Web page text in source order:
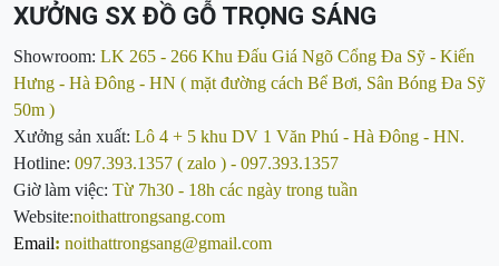
XƯỞNG SX ĐỒ GỖ TRỌNG SÁNG
Showroom: LK 265 - 266 Khu Đấu Giá Ngõ Cổng Đa Sỹ - Kiến
Hưng - Hà Đông - HN ( mặt đường cách Bể Bơi, Sân Bóng Đa Sỹ
50m )
Xưởng sản xuất: Lô 4 + 5 khu DV 1 Văn Phú - Hà Đông - HN.
Hotline: 097.393.1357 ( zalo ) - 097.393.1357
Giờ làm việc: Từ 7h30 - 18h các ngày trong tuần
Website:noithattrongsang.com
Email: noithattrongsang@gmail.com